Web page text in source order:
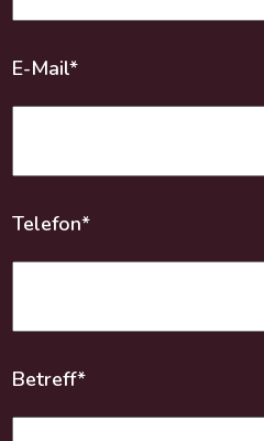
E-Mail*
Telefon*
Betreff*